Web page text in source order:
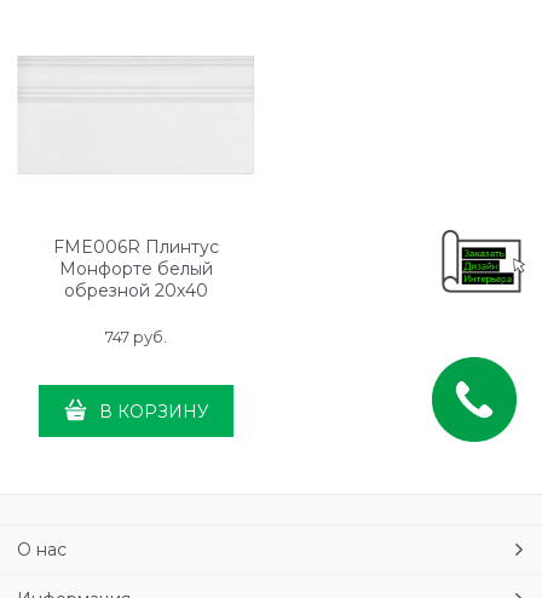
FME006R Плинтус
Монфорте белый
обрезной 20х40
747 руб.
В КОРЗИНУ
О нас